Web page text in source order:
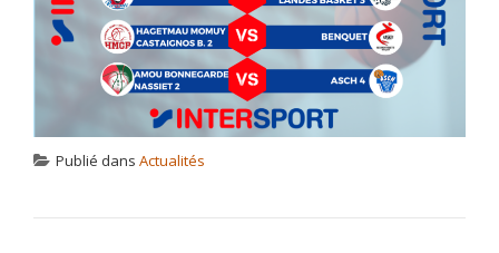
Publié dans Actualités